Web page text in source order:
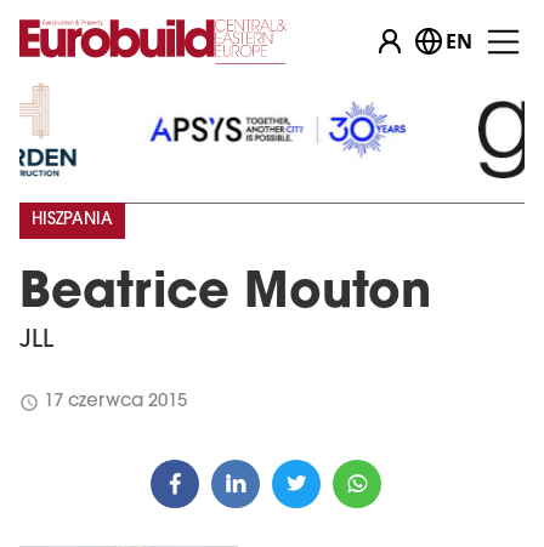
EN
Beatrice Mouton
JLL
HISZPANIA
schedule 17 czerwca 2015